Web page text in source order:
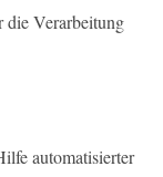
die Verarbeitung
automatisierter